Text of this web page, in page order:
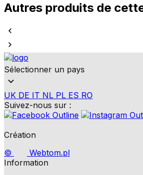
Autres produits de
Sélectionner un pays
UK DE IT NL PL ES RO
Suivez-nous sur :
Création
©
Webtom.pl
Information